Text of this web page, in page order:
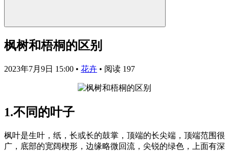
枫树和梧桐的区别
2023年7月9日 15:00 • 花卉 • 阅读 197
1.不同的叶子
枫叶是生叶，纸，长或长的鼓掌，顶端的长尖端，顶端范围很
广，底部的宽阔楔形，边缘略微回流，尖锐的绿色，上面有深